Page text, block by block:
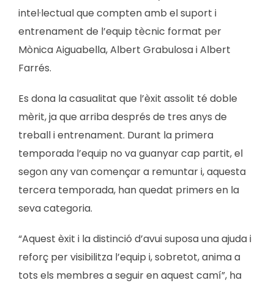
intel·lectual que compten amb el suport i
entrenament de l’equip tècnic format per
Mònica Aiguabella, Albert Grabulosa i Albert
Farrés.
Es dona la casualitat que l’èxit assolit té doble
mèrit, ja que arriba després de tres anys de
treball i entrenament. Durant la primera
temporada l’equip no va guanyar cap partit, el
segon any van començar a remuntar i, aquesta
tercera temporada, han quedat primers en la
seva categoria.
“Aquest èxit i la distinció d’avui suposa una ajuda i
reforç per visibilitza l’equip i, sobretot, anima a
tots els membres a seguir en aquest camí”, ha